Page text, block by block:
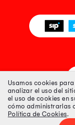
Usamos cookies
analizar el uso del
el uso de cookies en
cómo administrarlas
Política de Cookies.